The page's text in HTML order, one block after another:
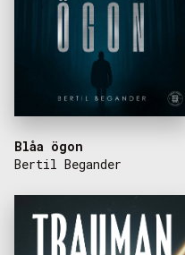
Blåa ögon
Bertil Begander